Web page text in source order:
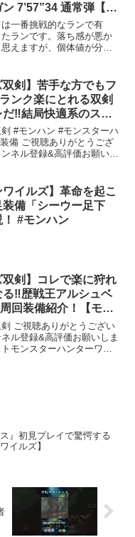
7’57”34 通常弾【モ
ルズ】Arch
Arkveld LBG Solo
一番挑戦的なランで有
ランです。落ち感が悪か
えますが、個体値が分か
ンネル登録、Xのフォロー
願いします🙇‍...
双剣】苦手な方でもフ
ンク楽にとれる双剣
‼️結局快適系のスキ
だよ！！【モンハン
#モンハン #モンスターハ
備 ご視聴ありがとうござ
ネル登録&高評価お願いし
ワイルズ】革命を起こ
装備「シーウー足下
#モンハン
双剣】コレで楽に狩れ
る‼️歴戦王アルシュベ
回装備紹介！【モン
】#モンハン #モン
ター #最強装備
ご視聴ありがとうござい
ル登録&高評価お願いしま
モンスターハンターワイ
ス』初見プレイで驚愕する
イルズ】